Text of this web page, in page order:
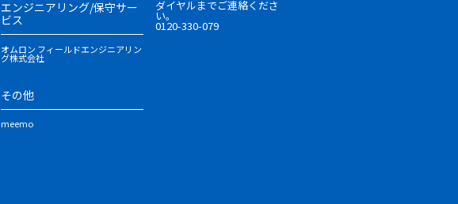
エンジニアリング/保守サー
ビス
オムロン フィールドエンジニアリン
グ株式会社
その他
meemo
ダイヤルまでご連絡くださ
い。
0120-330-079